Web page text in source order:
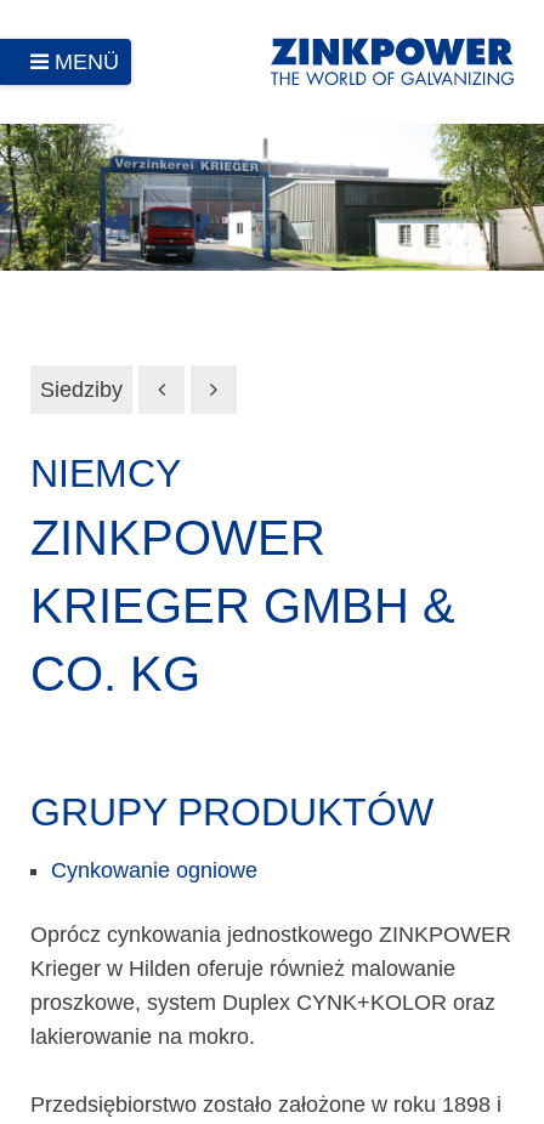
MENÜ
Siedziby
NIEMCY
ZINKPOWER
KRIEGER GMBH &
CO. KG
GRUPY PRODUKTÓW
Cynkowanie ogniowe
Oprócz cynkowania jednostkowego ZINKPOWER
Krieger w Hilden oferuje również malowanie
proszkowe, system Duplex CYNK+KOLOR oraz
lakierowanie na mokro.
Przedsiębiorstwo zostało założone w roku 1898 i